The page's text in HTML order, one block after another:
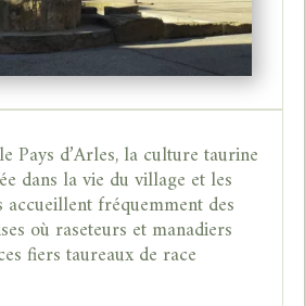
Pays d’Arles, la culture taurine
dans la vie du village et les
accueillent fréquemment des
où raseteurs et manadiers
fiers taureaux de race